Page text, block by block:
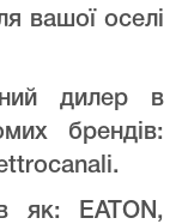
вашої оселі
дилер в
брендів:
як: EATON,